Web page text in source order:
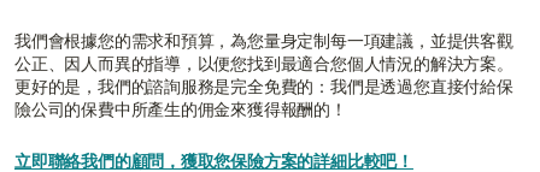
我們會根據您的需求和預算，為您量身定制每一項建議，並提供客觀
公正、因人而異的指導，以便您找到最適合您個人情況的解決方案。
更好的是，我們的諮詢服務是完全免費的：我們是透過您直接付給保
險公司的保費中所產生的佣金來獲得報酬的！
立即聯絡我們的顧問，獲取您保險方案的詳細比較吧！